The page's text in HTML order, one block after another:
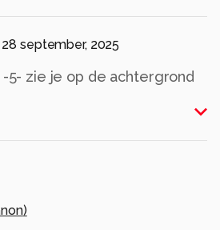
28 september, 2025
5- zie je op de achtergrond
)